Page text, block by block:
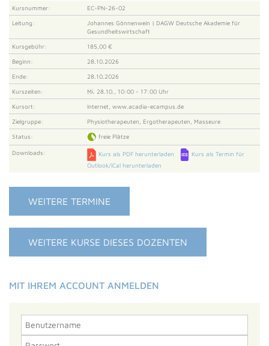
Kursnummer: EC-PN-26-02
Leitung:
Johannes Gönnenwein | DAGW Deutsche Akademie für
Gesundheitswirtschaft
Kursgebühr: 185,00 €
Beginn: 28.10.2026
Ende: 28.10.2026
Kurszeiten: Mi. 28.10., 10:00 - 17:00 Uhr
Kursort: Internet, www.acadia-ecampus.de
Zielgruppe: Physiotherapeuten, Ergotherapeuten, Masseure
Status: freie Plätze
Downloads: Kurs als PDF herunterladen
Kurs als Termin für
Outlook/iCal herunterladen
WEITERE TERMINE
WEITERE KURSE DIESES DOZENTEN
MIT IHREM ACCOUNT ANMELDEN